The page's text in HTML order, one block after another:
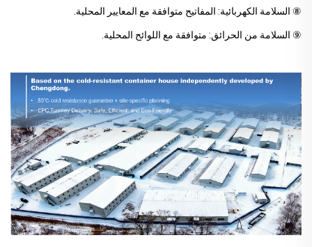
⑧ السلامة الكهربائية: المفاتيح متوافقة مع المعايير المحلية.
⑨ السلامة من الحرائق: متوافقة مع اللوائح المحلية.